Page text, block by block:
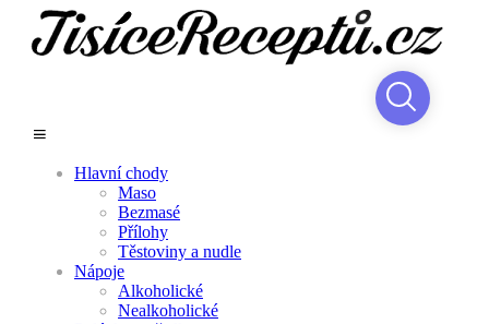
Hlavní chody
Maso
Bezmasé
Přílohy
Těstoviny a nudle
Nápoje
Alkoholické
Nealkoholické